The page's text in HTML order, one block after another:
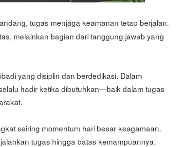
tugas menjaga keamanan tetap berjalan.
melainkan bagian dari tanggung jawab yang
yang disiplin dan berdedikasi. Dalam
hadir ketika dibutuhkan—baik dalam tugas
seiring momentum hari besar keagamaan.
tugas hingga batas kemampuannya.